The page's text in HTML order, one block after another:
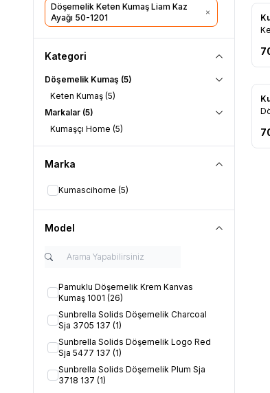
Döşemelik Keten Kumaş Liam Kaz
Ayağı 50-1201
Kategori
Döşemelik Kumaş (5)
Keten Kumaş (5)
Markalar (5)
Kumaşçı Home (5)
Marka
Kumascihome (5)
Model
Pamuklu Döşemelik Krem Kanvas
Kumaş 1001 (26)
Sunbrella Solids Döşemelik Charcoal
Sja 3705 137 (1)
Sunbrella Solids Döşemelik Logo Red
Sja 5477 137 (1)
Sunbrella Solids Döşemelik Plum Sja
3718 137 (1)